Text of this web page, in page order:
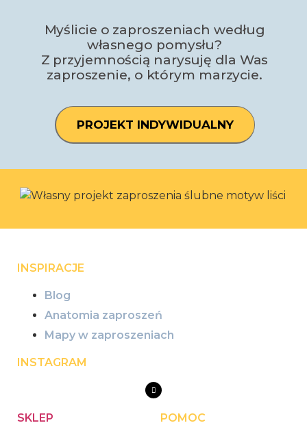
Myślicie o zaproszeniach według
własnego pomysłu?
Z przyjemnością narysuję dla Was
zaproszenie, o którym marzycie.
PROJEKT INDYWIDUALNY
INSPIRACJE
Blog
Anatomia zaproszeń
Mapy w zaproszeniach
INSTAGRAM
SKLEP POMOC